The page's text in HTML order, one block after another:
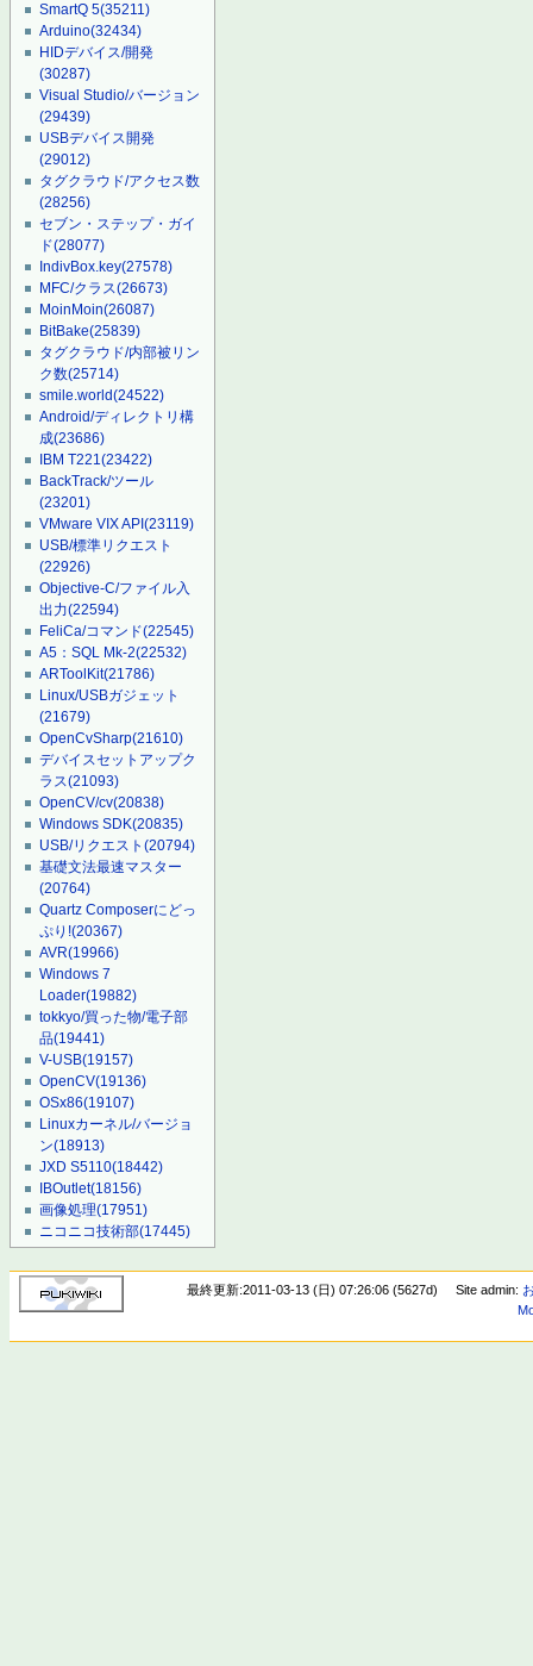
SmartQ 5(35211)
Arduino(32434)
HIDデバイス/開発
(30287)
Visual Studio/バージョン
(29439)
USBデバイス開発
(29012)
タグクラウド/アクセス数
(28256)
セブン・ステップ・ガイ
ド(28077)
IndivBox.key(27578)
MFC/クラス(26673)
MoinMoin(26087)
BitBake(25839)
タグクラウド/内部被リン
ク数(25714)
smile.world(24522)
Android/ディレクトリ構
成(23686)
IBM T221(23422)
BackTrack/ツール
(23201)
VMware VIX API(23119)
USB/標準リクエスト
(22926)
Objective-C/ファイル入
出力(22594)
FeliCa/コマンド(22545)
A5：SQL Mk-2(22532)
ARToolKit(21786)
Linux/USBガジェット
(21679)
OpenCvSharp(21610)
デバイスセットアップク
ラス(21093)
OpenCV/cv(20838)
Windows SDK(20835)
USB/リクエスト(20794)
基礎文法最速マスター
(20764)
Quartz Composerにどっ
ぷり!(20367)
AVR(19966)
Windows 7
Loader(19882)
tokkyo/買った物/電子部
品(19441)
V-USB(19157)
OpenCV(19136)
OSx86(19107)
Linuxカーネル/バージョ
ン(18913)
JXD S5110(18442)
IBOutlet(18156)
画像処理(17951)
ニコニコ技術部(17445)
最終更新:2011-03-13 (日) 07:26:06 (5627d) Site admin: